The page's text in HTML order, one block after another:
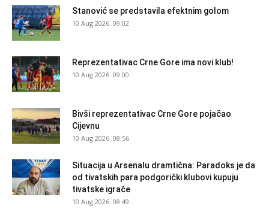
Stanović se predstavila efektnim golom
10 Aug 2026. 09:02
Reprezentativac Crne Gore ima novi klub!
10 Aug 2026. 09:00
Bivši reprezentativac Crne Gore pojačao
Cijevnu
10 Aug 2026. 08:56
Situacija u Arsenalu dramtična: Paradoks je da
od tivatskih para podgorički klubovi kupuju
tivatske igrače
10 Aug 2026. 08:49